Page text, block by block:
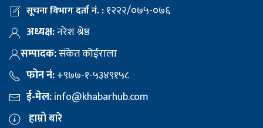
सूचना विभाग दर्ता नं. :१२२२/०७५-०७६
अध्यक्ष:नरेश श्रेष्ठ
सम्पादक:संकेत कोईराला
फोन नं:+९७७-१-५३४९१५८
ई-मेल:info@khabarhub.com
हाम्रो बारे